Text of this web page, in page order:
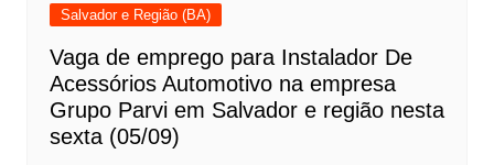
Salvador e Região (BA)
Vaga de emprego para Instalador De
Acessórios Automotivo na empresa
Grupo Parvi em Salvador e região nesta
sexta (05/09)